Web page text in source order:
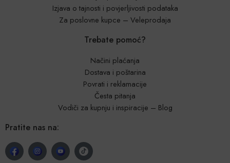
Izjava o tajnosti i povjerljivosti podataka
Za poslovne kupce – Veleprodaja
Trebate pomoć?
Načini plaćanja
Dostava i poštarina
Povrati i reklamacije
Česta pitanja
Vodiči za kupnju i inspiracije – Blog
Pratite nas na: